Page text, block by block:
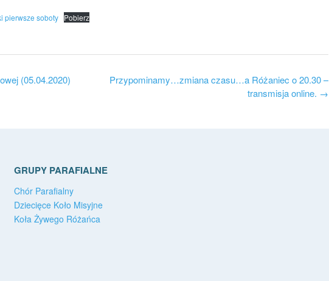
pierwsze soboty Pobierz
Przypominamy…zmiana czasu…a Różaniec o 20.30 –
transmisja online. →
(05.04.2020)
GRUPY PARAFIALNE
Chór Parafialny
Dziecięce Koło Misyjne
Koła Żywego Różańca